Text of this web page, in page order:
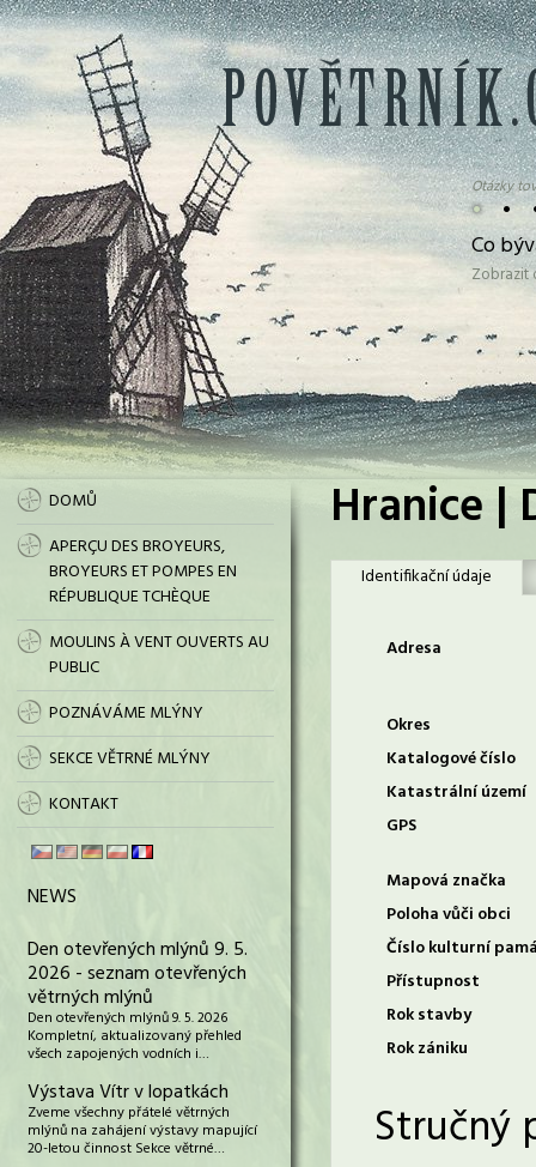
• •
Otázky
Co
DOMŮ
APERÇU DES BROYEURS,
BROYEURS ET POMPES EN
RÉPUBLIQUE TCHÈQUE
MOULINS À VENT OUVERTS AU
PUBLIC
POZNÁVÁME MLÝNY
SEKCE VĚTRNÉ MLÝNY
KONTAKT
NEWS
Den otevřených mlýnů 9. 5.
2026 - seznam otevřených
větrných mlýnů
Den otevřených mlýnů 9. 5. 2026
Kompletní, aktualizovaný přehled
všech zapojených vodních i…
Výstava Vítr v lopatkách
Zveme všechny přátelé větrných
mlýnů na zahájení výstavy mapující
20-letou činnost Sekce větrné…
Hranice |
Identifikační údaje
Adresa
Okres
Katalogové číslo
Katastrální území
GPS
Mapová značka
Poloha vůči obci
Číslo kulturní
Přístupnost
Rok stavby
Rok zániku
Stručný